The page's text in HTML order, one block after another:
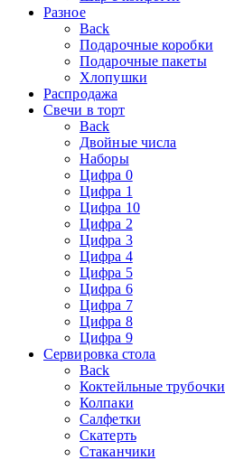
Разное
Back
Подарочные коробки
Подарочные пакеты
Хлопушки
Распродажа
Свечи в торт
Back
Двойные числа
Наборы
Цифра 0
Цифра 1
Цифра 10
Цифра 2
Цифра 3
Цифра 4
Цифра 5
Цифра 6
Цифра 7
Цифра 8
Цифра 9
Сервировка стола
Back
Коктейльные трубочки
Колпаки
Салфетки
Скатерть
Стаканчики